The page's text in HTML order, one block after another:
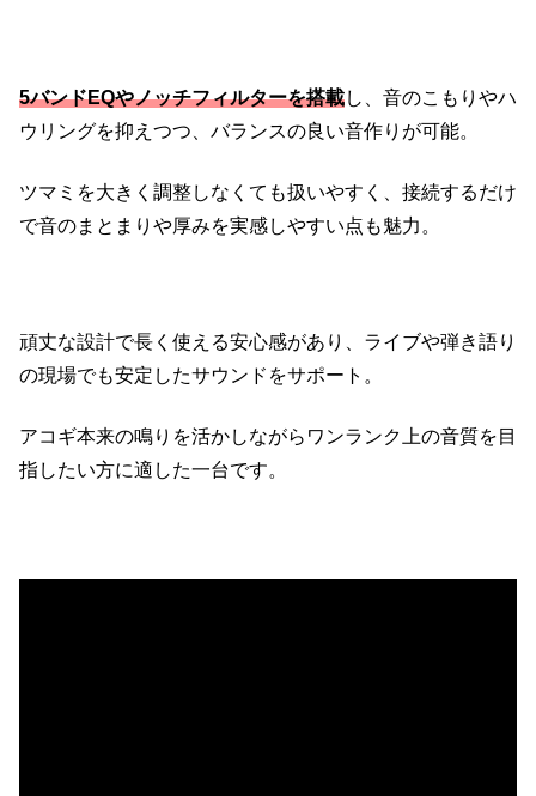
5バンドEQやノッチフィルターを搭載し、音のこもりやハ
ウリングを抑えつつ、バランスの良い音作りが可能。
ツマミを大きく調整しなくても扱いやすく、接続するだけ
で音のまとまりや厚みを実感しやすい点も魅力。
頑丈な設計で長く使える安心感があり、ライブや弾き語り
の現場でも安定したサウンドをサポート。
アコギ本来の鳴りを活かしながらワンランク上の音質を目
指したい方に適した一台です。